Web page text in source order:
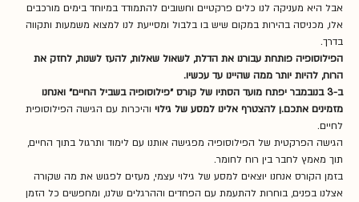
אבל היא מעניקה לנו כלים פרקטיים וחשובים להתמודד במיוחד בימים מורכבים
אלו, מכניסה בהירות במקום שיש בו בלבול ומסייעת לנו למצוא משמעות ותקווה
בדרך.
הפילוסופיה פותחת עבורנו את הדלת, לשאול שאלות, להעז לשנות, לחזק את
הרוח, להיות יותר ממה שהיינו עד עכשיו.
ב-3 בנובמבר יפתח מועד הסתיו של קורס ״פילוסופיה בשביל החיים״ ואנחנו
מזמינים אתכם.ן להצטרף אלינו למסע של גילוי והיכרות עם הגישה הפילוסופית
לחיים.
הגישה הפרקטית של הפילוסופיה מפגישה אותנו עם לימוד ותרגול בתוך החיים,
תוך מאמץ לחבר בין רוח לחומר.
בזמן הקורס אנחנו יוצאים למסע של גילוי עצמי, מעזים לפגוש את מה שקורה
אצלנו בפנים, בוחרות להתעמת עם הפחדים וההרגלים שלנו, ומחפשים כל הזמן